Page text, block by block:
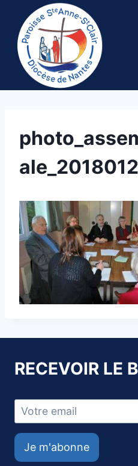
contenu
RECEVOIR LE
Je m'abonne